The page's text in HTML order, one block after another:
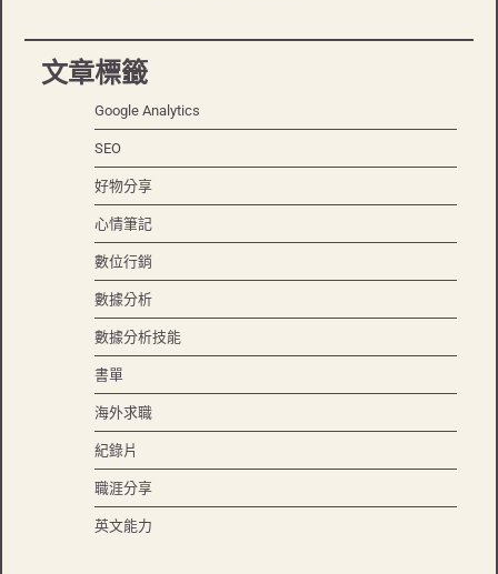
文章標籤
Google Analytics
SEO
好物分享
心情筆記
數位行銷
數據分析
數據分析技能
書單
海外求職
紀錄片
職涯分享
英文能力